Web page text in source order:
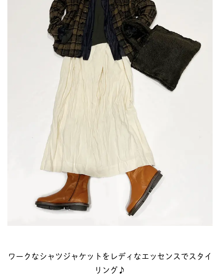
ワークなシャツジャケットをレディなエッセンスでスタイ
リング♪